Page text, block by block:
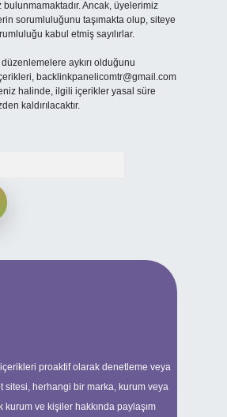
Ancak, üyelerimiz
sorumluluğunu taşımakta olup, siteye
kabul etmiş sayılırlar.
aykırı olduğunu
backlinkpanelicomtr@gmail.com
halinde, ilgili içerikler yasal süre
kaldırılacaktır.
proaktif olarak denetleme veya
sitesi, herhangi bir marka, kurum veya
kurum ve kişiler hakkında paylaşım